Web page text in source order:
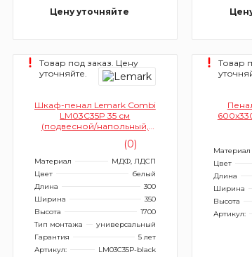
Цену уточняйте
Товар под заказ. Цену
уточняйте.
Шкаф-пенал Lemark Combi
LM03C35P 35 см
(подвесной/напольный,
(0)
Материал
МДФ, ЛДСП
Цвет
белый
Длина
300
Ширина
350
Высота
1700
Тип монтажа
универсальный
Гарантия
5 лет
Артикул:
LM03C35P-black
Товар
Материал
Цвет
Длина
Ширина
Высота
Артикул: